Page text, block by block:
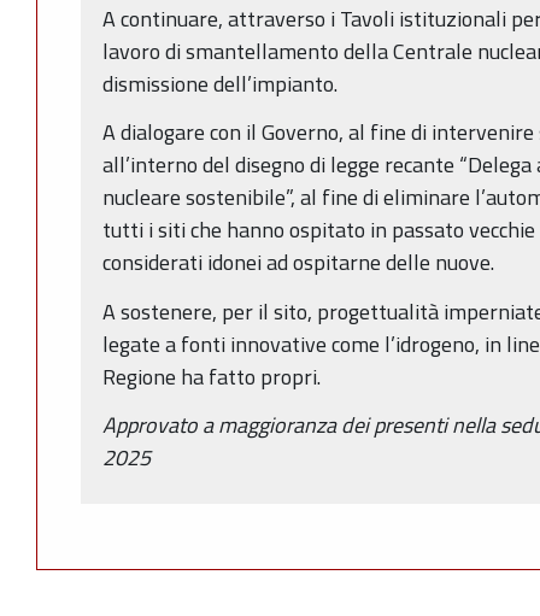
A continuare, attraverso i Tavoli istituzionali
lavoro di smantellamento della Centrale
dismissione dell’impianto.
A dialogare con il Governo, al fine di
all’interno del disegno di legge recante
nucleare sostenibile”, al fine di eliminare
tutti i siti che hanno ospitato in passato
considerati idonei ad ospitarne delle nuove.
A sostenere, per il sito, progettualità
legate a fonti innovative come l’idrogeno, in
Regione ha fatto propri.
Approvato a maggioranza dei presenti nella
2025